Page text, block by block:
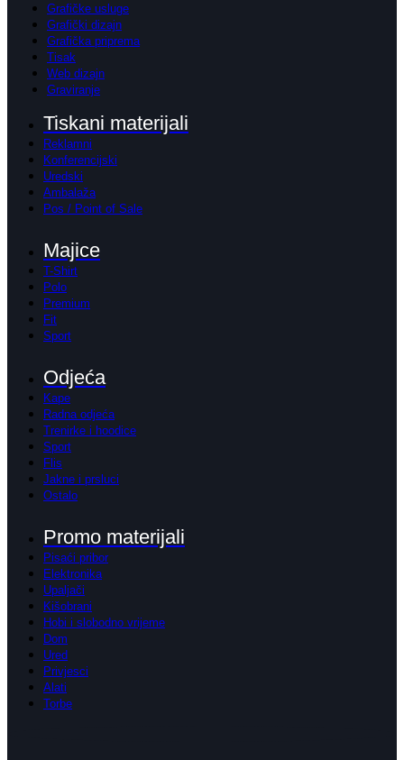
Grafičke usluge
Grafički dizajn
Grafička priprema
Tisak
Web dizajn
Graviranje
Tiskani materijali
Reklamni
Konferencijski
Uredski
Ambalaža
Pos / Point of Sale
Majice
T-Shirt
Polo
Premium
Fit
Sport
Odjeća
Kape
Radna odjeća
Trenirke i hoodice
Sport
Flis
Jakne i prsluci
Ostalo
Promo materijali
Pisaći pribor
Elektronika
Upaljači
Kišobrani
Hobi i slobodno vrijeme
Dom
Ured
Privjesci
Alati
Torbe